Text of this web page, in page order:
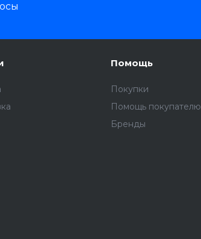
Помощь
Покупки
Помощь покупателю
Бренды